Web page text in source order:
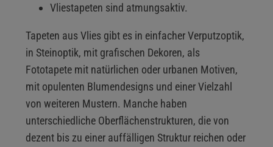
Vliestapeten sind atmungsaktiv.
Tapeten aus Vlies gibt es in einfacher Verputzoptik,
in Steinoptik, mit grafischen Dekoren, als
Fototapete mit natürlichen oder urbanen Motiven,
mit opulenten Blumendesigns und einer Vielzahl
von weiteren Mustern. Manche haben
unterschiedliche Oberflächenstrukturen, die von
dezent bis zu einer auffälligen Struktur reichen oder